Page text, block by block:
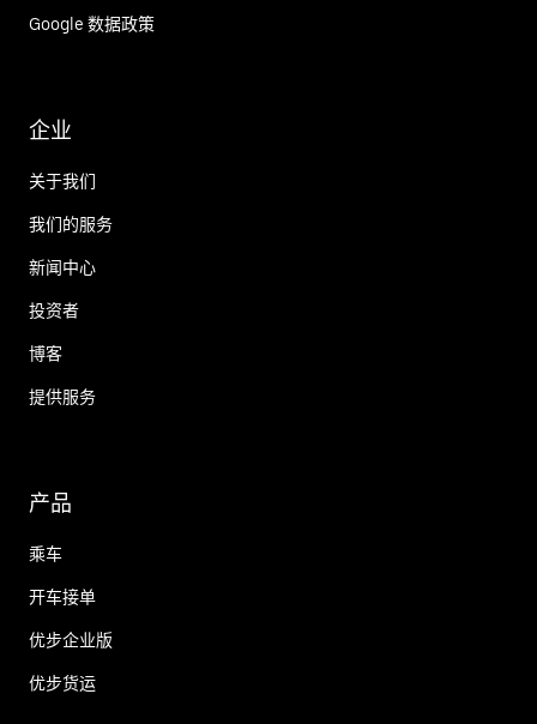
Google 数据政策
企业
关于我们
我们的服务
新闻中心
投资者
博客
提供服务
产品
乘车
开车接单
优步企业版
优步货运